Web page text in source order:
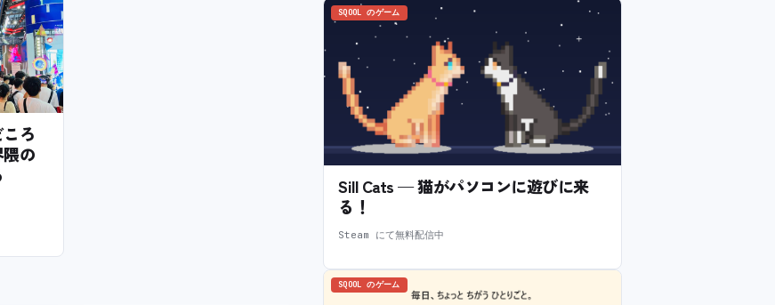
ろ
の
SQOOL のゲーム
Sill Cats — 猫がパソコンに遊びに来
る！
Steam にて無料配信中
SQOOL のゲーム